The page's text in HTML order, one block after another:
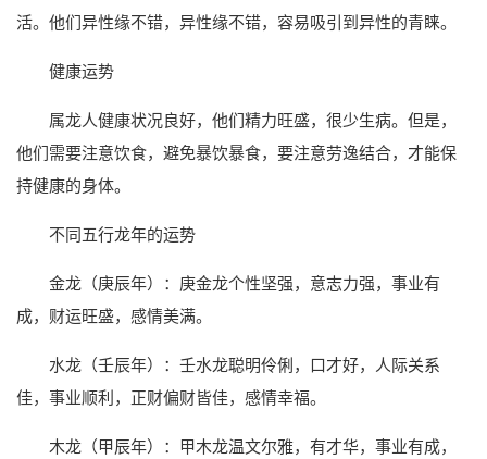
活。他们异性缘不错，异性缘不错，容易吸引到异性的青睐。
健康运势
属龙人健康状况良好，他们精力旺盛，很少生病。但是，
他们需要注意饮食，避免暴饮暴食，要注意劳逸结合，才能保
持健康的身体。
不同五行龙年的运势
金龙（庚辰年）：庚金龙个性坚强，意志力强，事业有
成，财运旺盛，感情美满。
水龙（壬辰年）：壬水龙聪明伶俐，口才好，人际关系
佳，事业顺利，正财偏财皆佳，感情幸福。
木龙（甲辰年）：甲木龙温文尔雅，有才华，事业有成，